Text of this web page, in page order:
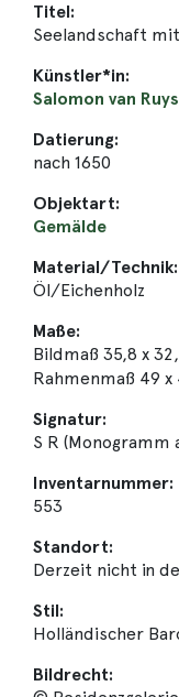
Titel:
Seelandschaft
Künstler*in:
Salomon van
Datierung:
nach 1650
Objektart:
Gemälde
Material/Technik:
Öl/Eichenholz
Maße:
Bildmaß 35,8 x
Rahmenmaß 49 x
Signatur:
S R (Monogramm
Inventarnummer:
553
Standort:
Derzeit nicht in
Stil:
Holländischer
Bildrecht: